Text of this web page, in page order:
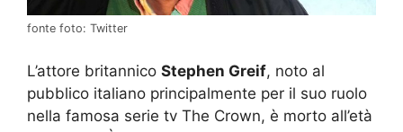
fonte foto: Twitter
L’attore britannico Stephen Greif, noto al
pubblico italiano principalmente per il suo ruolo
nella famosa serie tv The Crown, è morto all’età